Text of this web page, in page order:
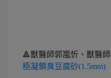
🔺獸醫師郭嵐忻、獸醫
極凝鎖臭豆腐砂(1.5mm)